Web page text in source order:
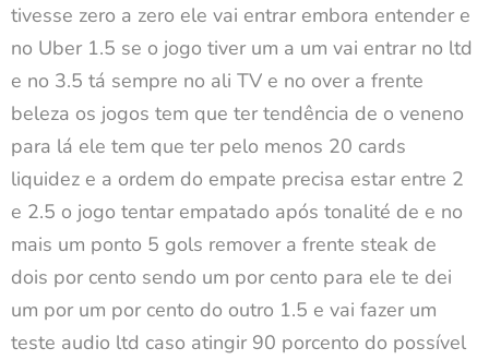
tivesse zero a zero ele vai entrar embora entender e
no Uber 1.5 se o jogo tiver um a um vai entrar no ltd
e no 3.5 tá sempre no ali TV e no over a frente
beleza os jogos tem que ter tendência de o veneno
para lá ele tem que ter pelo menos 20 cards
liquidez e a ordem do empate precisa estar entre 2
e 2.5 o jogo tentar empatado após tonalité de e no
mais um ponto 5 gols remover a frente steak de
dois por cento sendo um por cento para ele te dei
um por um por cento do outro 1.5 e vai fazer um
teste audio ltd caso atingir 90 porcento do possível